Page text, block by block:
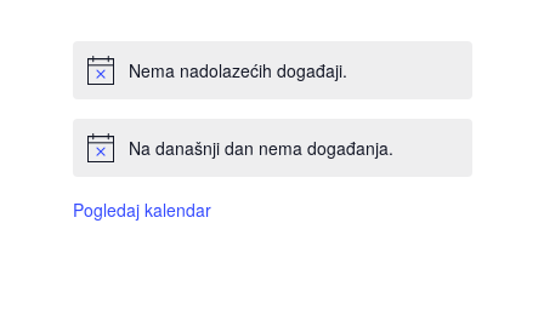
Nema nadolazećih događaji.
Na današnji dan nema događanja.
Pogledaj kalendar